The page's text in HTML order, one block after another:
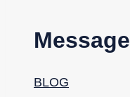
Message
BLOG